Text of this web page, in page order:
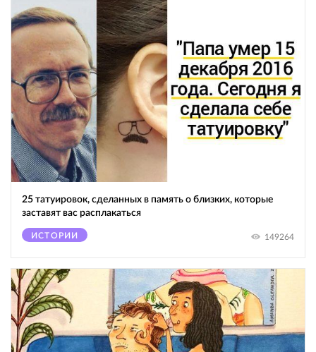
25 татуировок, сделанных в память о близких, которые
заставят вас расплакаться
ИСТОРИИ 149264